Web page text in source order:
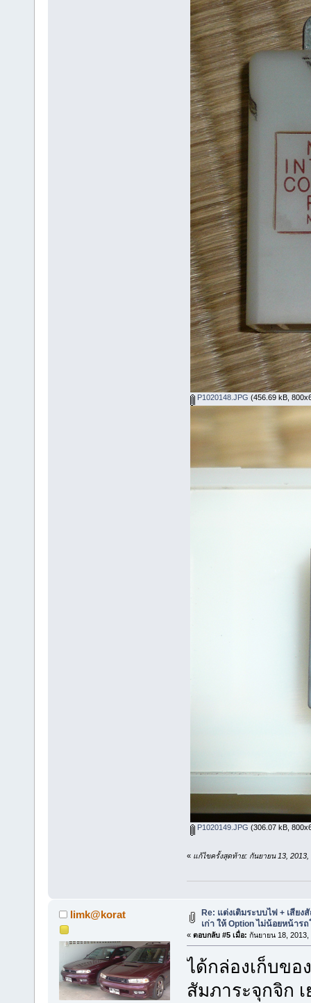
P1020148.JPG (456.69 kB,
P1020149.JPG (306.07 kB,
« แก้ไขครั้งสุดท้าย: กันยายน 13,
limk@korat
Re: แต่งเติมระบบไฟ + เสีย
เก่า ให้ Option ไม่น้อยหน้ารถ
« ตอบกลับ #5 เมื่อ: กันยายน 18, 2013,
ได้กล่องเก็บขอ
สัมภาระจุกจิก